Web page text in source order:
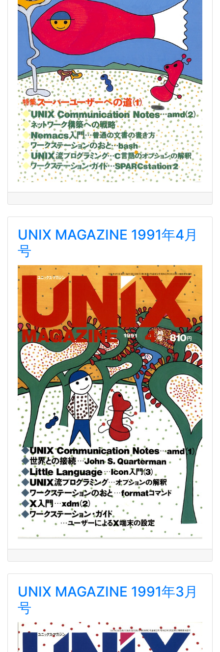
UNIX MAGAZINE 1991年4月
号
UNIX MAGAZINE 1991年3月
号